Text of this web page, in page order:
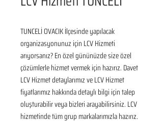
TUNCELİ OVACIK İlçesinde yapılacak
organizasyonunuz için LCV Hizmeti
arıyorsanız? En özel gününüzde size özel
çözümlerle hizmet vermek için hazırız. Davet
LCV Hizmet detaylarımız ve LCV Hizmet
fiyatlarımız hakkında detaylı bilgi için talep
oluşturabilir veya bizleri arayabilirsiniz. LCV
hizmetinde tüm grup markalarımızla hazırız.